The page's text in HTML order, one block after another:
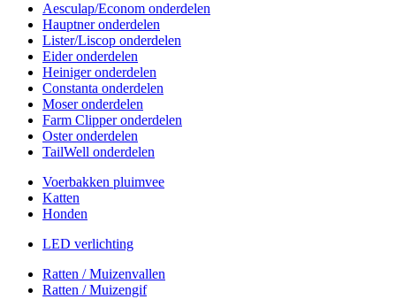
Aesculap/Econom onderdelen
Hauptner onderdelen
Lister/Liscop onderdelen
Eider onderdelen
Heiniger onderdelen
Constanta onderdelen
Moser onderdelen
Farm Clipper onderdelen
Oster onderdelen
TailWell onderdelen
Voerbakken pluimvee
Katten
Honden
LED verlichting
Ratten / Muizenvallen
Ratten / Muizengif